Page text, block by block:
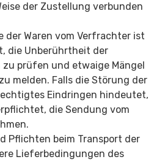
der Zustellung verbunden
der Waren vom Verfrachter ist
die Unberührtheit der
zu prüfen und etwaige Mängel
melden. Falls die Störung der
Eindringen hindeutet,
die Sendung vom
Pflichten beim Transport der
Lieferbedingungen des